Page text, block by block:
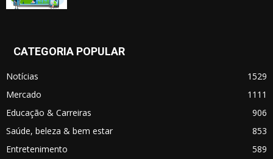
CATEGORIA POPULAR
Notícias
1529
Mercado
1111
Educação & Carreiras
906
Saúde, beleza & bem estar
853
Entretenimento
589